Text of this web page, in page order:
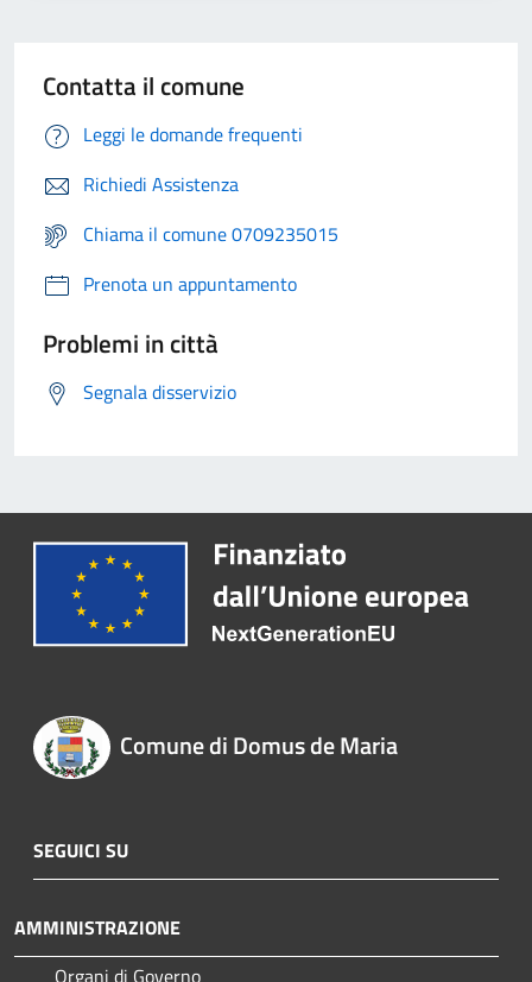
Contatta il comune
Leggi le domande frequenti
Richiedi Assistenza
Chiama il comune 0709235015
Prenota un appuntamento
Problemi in città
Segnala disservizio
Comune di Domus de Maria
SEGUICI SU
AMMINISTRAZIONE
Organi di Governo